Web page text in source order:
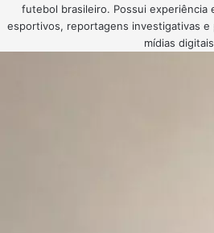
futebol brasileiro. Possui experiência
esportivos, reportagens investigativas
mídias